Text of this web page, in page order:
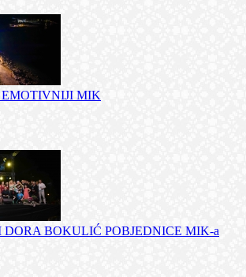
MIK
BOKULIĆ POBJEDNICE MIK-a